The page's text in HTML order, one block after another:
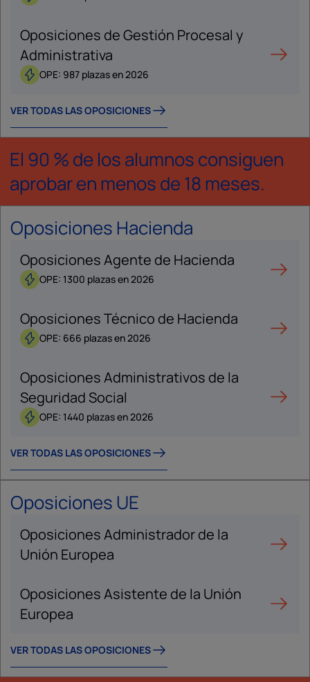
Oposiciones de Gestión Procesal y
Administrativa
OPE: 987 plazas en 2026
VER TODAS LAS OPOSICIONES
El 90 % de los alumnos consiguen
aprobar en menos de 18 meses.
Oposiciones Hacienda
Oposiciones Agente de Hacienda
OPE: 1300 plazas en 2026
Oposiciones Técnico de Hacienda
OPE: 666 plazas en 2026
Oposiciones Administrativos de la
Seguridad Social
OPE: 1440 plazas en 2026
VER TODAS LAS OPOSICIONES
Oposiciones UE
Oposiciones Administrador de la
Unión Europea
Oposiciones Asistente de la Unión
Europea
VER TODAS LAS OPOSICIONES